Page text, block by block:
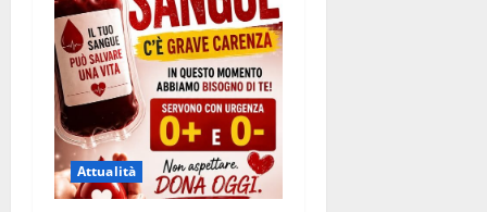
Attualità